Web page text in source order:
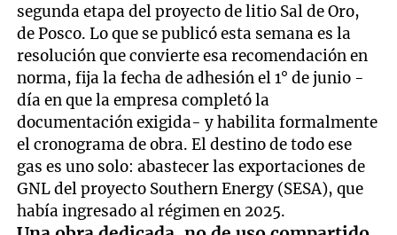
segunda etapa del proyecto de litio Sal de Oro,
de Posco. Lo que se publicó esta semana es la
resolución que convierte esa recomendación en
norma, fija la fecha de adhesión el 1° de junio -
día en que la empresa completó la
documentación exigida- y habilita formalmente
el cronograma de obra. El destino de todo ese
gas es uno solo: abastecer las exportaciones de
GNL del proyecto Southern Energy (SESA), que
había ingresado al régimen en 2025.